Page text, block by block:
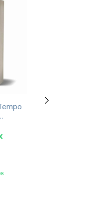
Livro Manual